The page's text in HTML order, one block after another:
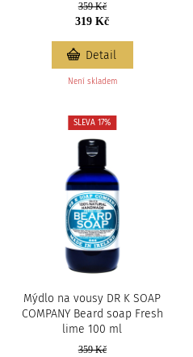
359 Kč
319 Kč
Není skladem
Detail
Mýdlo na vousy DR K SOAP
COMPANY Beard soap Fresh
lime 100 ml
SLEVA 17%
359 Kč